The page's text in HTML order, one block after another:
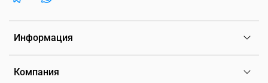
Информация
Компания